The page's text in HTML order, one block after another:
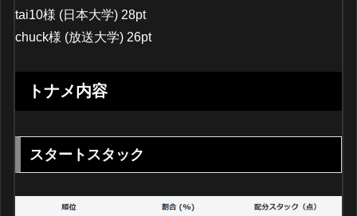
tai10様 (日本大学) 28pt
chuck様 (放送大学) 26pt
トナメ内容
スタートスタック